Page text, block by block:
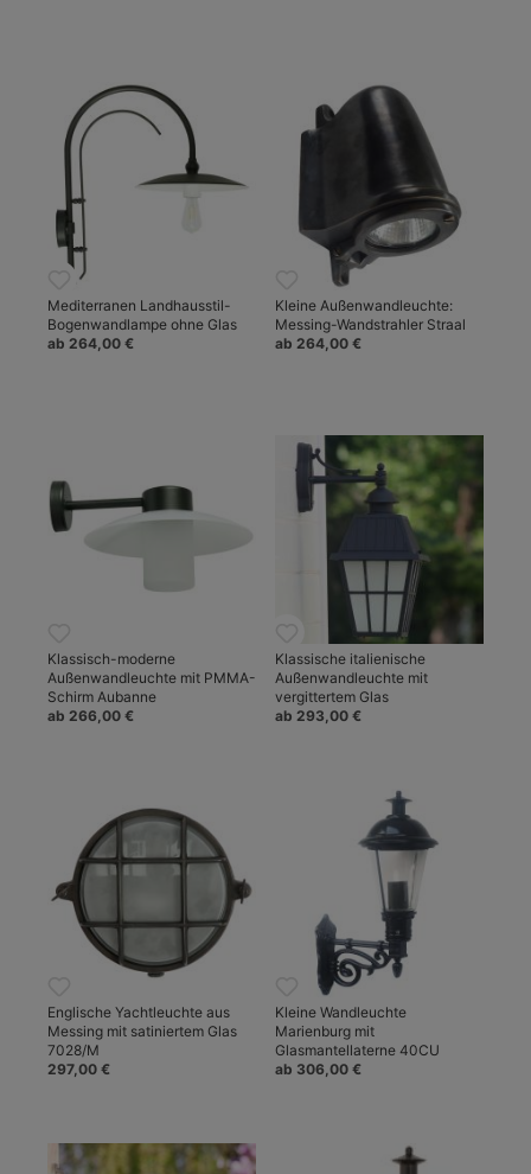
Mediterranen Landhausstil-
Bogenwandlampe ohne Glas
ab 264,00 €
Kleine Außenwandleuchte:
Messing-Wandstrahler Straal
ab 264,00 €
Klassisch-moderne
Außenwandleuchte mit PMMA-
Schirm Aubanne
ab 266,00 €
Klassische italienische
Außenwandleuchte mit
vergittertem Glas
ab 293,00 €
Englische Yachtleuchte aus
Messing mit satiniertem Glas
7028/M
297,00 €
Kleine Wandleuchte
Marienburg mit
Glasmantellaterne 40CU
ab 306,00 €